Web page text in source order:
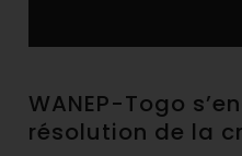
WANEP-Togo
résolution de la